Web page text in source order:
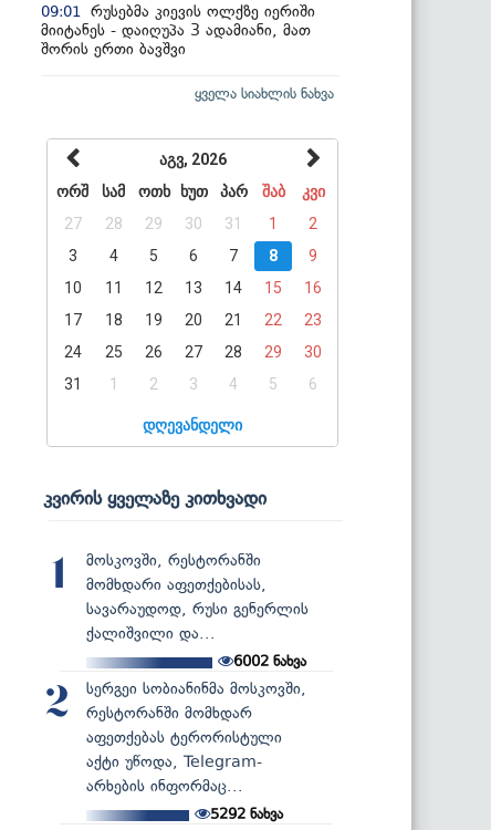
09:01
რუსებმა კიევის ოლქზე იერიში
მიიტანეს - დაიღუპა 3 ადამიანი, მათ
შორის ერთი ბავშვი
ყველა სიახლის ნახვა
აგვ, 2026
ორშ
სამ ოთხ ხუთ პარ შაბ
კვი
27
28 29 30 31 1
2
3
4 5 6 7 8
9
10
11 12 13 14 15
16
17
18 19 20 21 22
23
24
25 26 27 28 29
30
31
1 2 3 4 5 6
დღევანდელი
კვირის ყველაზე კითხვადი
1
მოსკოვში, რესტორანში
მომხდარი აფეთქებისას,
სავარაუდოდ, რუსი გენერლის
ქალიშვილი და...
6002 ნახვა
2
სერგეი სობიანინმა მოსკოვში,
რესტორანში მომხდარ
აფეთქებას ტერორისტული
აქტი უწოდა, Telegram-
არხების ინფორმაც...
5292 ნახვა